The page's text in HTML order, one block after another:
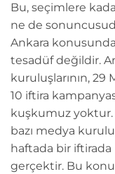
Bu, seçimlere
ne de
Ankara
tesadüf değildir.
kuruluşlarının,
10 iftira
kuşkumuz yoktur.
bazı medya
haftada bir
gerçektir. Bu